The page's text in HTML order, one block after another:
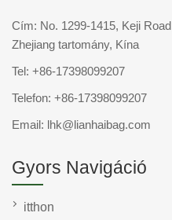
Cím: No. 1299-1415, Keji
Zhejiang tartomány, Kína
Tel: +86-17398099207
Telefon: +86-17398099207
Email: lhk@lianhaibag.com
Gyors Navigáció
itthon